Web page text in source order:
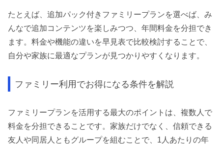
たとえば、追加パック付きファミリープランを選べば、み
んなで追加コンテンツを楽しみつつ、年間料金を分担でき
ます。料金や機能の違いを早見表で比較検討することで、
自分や家族に最適なプランが見つかりやすくなります。
ファミリー利用でお得になる条件を解説
ファミリープランを活用する最大のポイントは、複数人で
料金を分担できることです。家族だけでなく、信頼できる
友人や同居人ともグループを組むことで、1人あたりの年